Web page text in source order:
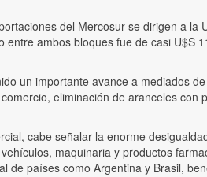
del Mercosur se dirigen a
entre ambos bloques fue de casi U$S
un importante avance a mediados
eliminación de aranceles
cabe señalar la enorme
maquinaria y productos
de países como Argentina y Brasil,